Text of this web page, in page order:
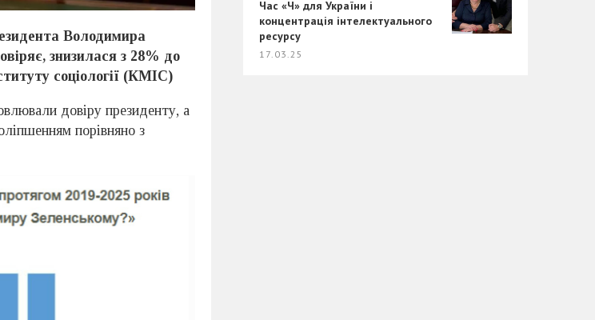
Володимира
знизилася з 28% до
соціології (КМІС)
довіру президенту, а
порівняно з
Час «Ч» для України і
концентрація інтелектуального
ресурсу
17.03.25